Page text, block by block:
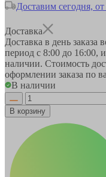
Доставим сегодня,
Доставка
Доставка в день
период с 8:00 до 16:00,
наличии. Стоимость
оформлении заказа по
В наличии
В корзину